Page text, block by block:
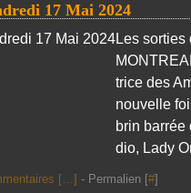
17 Mai 2024
Les
trice des
nouvelle
brin barrée
dio, Lady
[…] - Permalien [#]